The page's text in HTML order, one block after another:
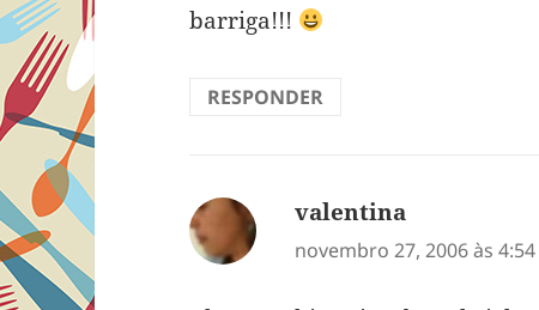
barriga!!!
RESPONDER
valentina
novembro 27, 2006 às